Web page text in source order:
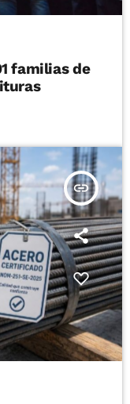
familias de
insert_link